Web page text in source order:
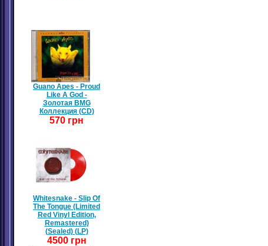
Guano Apes - Proud
Like A God -
Золотая BMG
Коллекция (CD)
570 грн
Whitesnake - Slip Of
The Tongue (Limited
Red Vinyl Edition,
Remastered)
(Sealed) (LP)
4500 грн